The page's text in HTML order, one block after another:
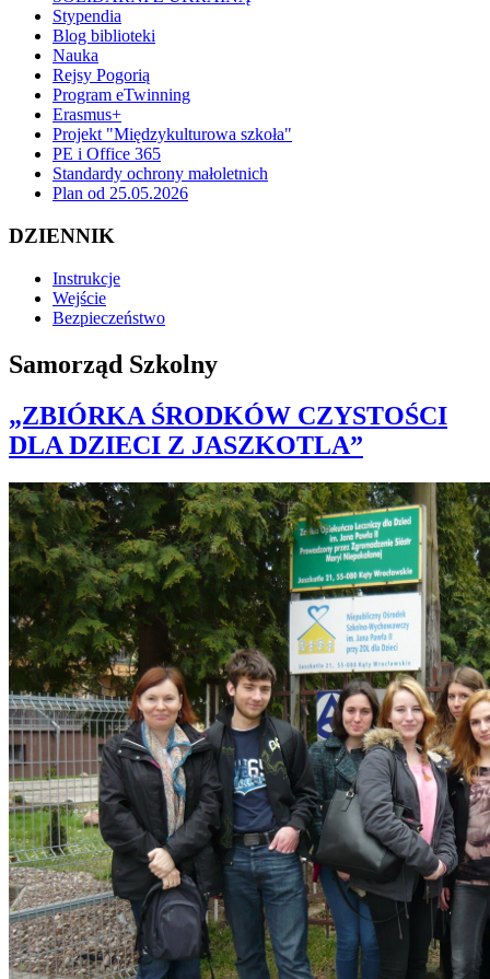
Stypendia
Blog biblioteki
Nauka
Rejsy Pogorią
Program eTwinning
Erasmus+
Projekt "Międzykulturowa szkoła"
PE i Office 365
Standardy ochrony małoletnich
Plan od 25.05.2026
DZIENNIK
Instrukcje
Wejście
Bezpieczeństwo
Samorząd Szkolny
„ZBIÓRKA ŚRODKÓW CZYSTOŚCI
DLA DZIECI Z JASZKOTLA”